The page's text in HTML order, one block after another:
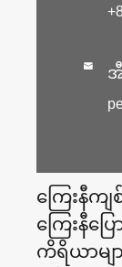
 အီ
ကြေးနီကျ
ကြေးနီပ
ကိရိယာမျာ